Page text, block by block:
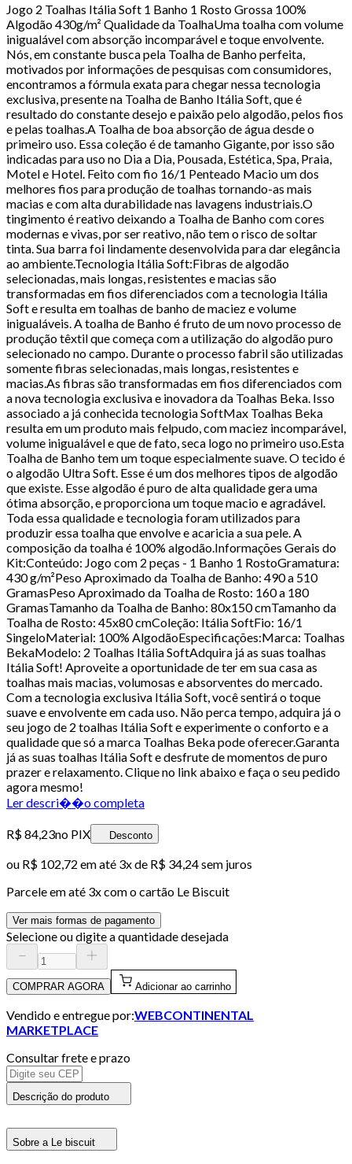
Jogo 2 Toalhas Itália Soft 1 Banho 1 Rosto Grossa 100%
Algodão 430g/m² Qualidade da ToalhaUma toalha com volume
inigualável com absorção incomparável e toque envolvente.
Nós, em constante busca pela Toalha de Banho perfeita,
motivados por informações de pesquisas com consumidores,
encontramos a fórmula exata para chegar nessa tecnologia
exclusiva, presente na Toalha de Banho Itália Soft, que é
resultado do constante desejo e paixão pelo algodão, pelos fios
e pelas toalhas.A Toalha de boa absorção de água desde o
primeiro uso. Essa coleção é de tamanho Gigante, por isso são
indicadas para uso no Dia a Dia, Pousada, Estética, Spa, Praia,
Motel e Hotel. Feito com fio 16/1 Penteado Macio um dos
melhores fios para produção de toalhas tornando-as mais
macias e com alta durabilidade nas lavagens industriais.O
tingimento é reativo deixando a Toalha de Banho com cores
modernas e vivas, por ser reativo, não tem o risco de soltar
tinta. Sua barra foi lindamente desenvolvida para dar elegância
ao ambiente.Tecnologia Itália Soft:Fibras de algodão
selecionadas, mais longas, resistentes e macias são
transformadas em fios diferenciados com a tecnologia Itália
Soft e resulta em toalhas de banho de maciez e volume
inigualáveis. A toalha de Banho é fruto de um novo processo de
produção têxtil que começa com a utilização do algodão puro
selecionado no campo. Durante o processo fabril são utilizadas
somente fibras selecionadas, mais longas, resistentes e
macias.As fibras são transformadas em fios diferenciados com
a nova tecnologia exclusiva e inovadora da Toalhas Beka. Isso
associado a já conhecida tecnologia SoftMax Toalhas Beka
resulta em um produto mais felpudo, com maciez incomparável,
volume inigualável e que de fato, seca logo no primeiro uso.Esta
Toalha de Banho tem um toque especialmente suave. O tecido é
o algodão Ultra Soft. Esse é um dos melhores tipos de algodão
que existe. Esse algodão é puro de alta qualidade gera uma
ótima absorção, e proporciona um toque macio e agradável.
Toda essa qualidade e tecnologia foram utilizados para
produzir essa toalha que envolve e acaricia a sua pele. A
composição da toalha é 100% algodão.Informações Gerais do
Kit:Conteúdo: Jogo com 2 peças - 1 Banho 1 RostoGramatura:
430 g/m²Peso Aproximado da Toalha de Banho: 490 a 510
GramasPeso Aproximado da Toalha de Rosto: 160 a 180
GramasTamanho da Toalha de Banho: 80x150 cmTamanho da
Toalha de Rosto: 45x80 cmColeção: Itália SoftFio: 16/1
SingeloMaterial: 100% AlgodãoEspecificações:Marca: Toalhas
BekaModelo: 2 Toalhas Itália SoftAdquira já as suas toalhas
Itália Soft! Aproveite a oportunidade de ter em sua casa as
toalhas mais macias, volumosas e absorventes do mercado.
Com a tecnologia exclusiva Itália Soft, você sentirá o toque
suave e envolvente em cada uso. Não perca tempo, adquira já o
seu jogo de 2 toalhas Itália Soft e experimente o conforto e a
qualidade que só a marca Toalhas Beka pode oferecer.Garanta
já as suas toalhas Itália Soft e desfrute de momentos de puro
prazer e relaxamento. Clique no link abaixo e faça o seu pedido
agora mesmo!
Ler descri��o completa
R$ 84,23no PIX Desconto
ou R$ 102,72 em até 3x de R$ 34,24 sem juros
Parcele em até 3x com o cartão Le Biscuit
Ver mais formas de pagamento
Selecione ou digite a quantidade desejada
COMPRAR AGORA Adicionar ao carrinho
Vendido e entregue por:WEBCONTINENTAL
MARKETPLACE
Consultar frete e prazo
Descrição do produto
Sobre a Le biscuit